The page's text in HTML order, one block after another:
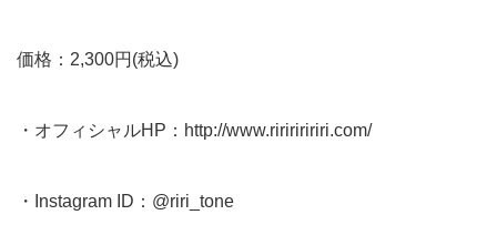
価格：2,300円(税込)
・オフィシャルHP： http://www.riririririri.com/
・Instagram ID：@riri_tone